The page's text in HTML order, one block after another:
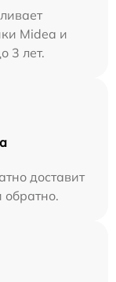
Midea и
3 лет.
доставит
обратно.